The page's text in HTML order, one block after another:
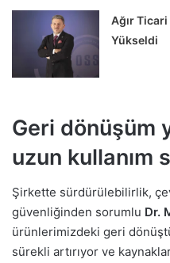
Ağır Ticari
Yükseldi
Geri dönüşüm
uzun kullanım
Şirkette sürdürülebilirlik,
güvenliğinden sorumlu Dr.
ürünlerimizdeki geri
sürekli artırıyor ve